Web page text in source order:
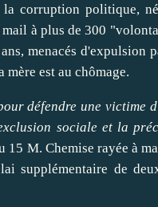
la corruption politique,
à plus de 300
menacés
mère est au chômage.
défendre une victime
sociale et la
15 M. Chemise rayée à
supplémentaire de